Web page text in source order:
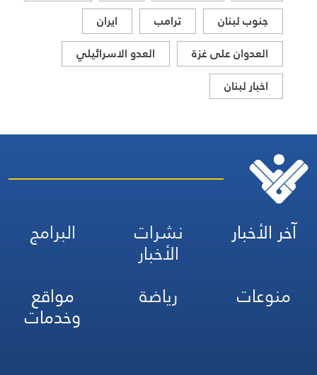
جنوب لبنان
ترامب
ايران
العدوان على غزة
العدو الاسرائيلي
اخبار لبنان
آخر الأخبار نشرات
الأخبار
البرامج
منوعات
رياضة مواقع
وخدمات